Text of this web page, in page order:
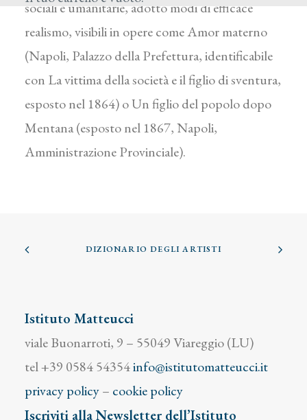
sociali e umanitarie, adottò modi di efficace
realismo, visibili in opere come Amor materno
(Napoli, Palazzo della Prefettura, identificabile
con La vittima della società e il figlio di sventura,
esposto nel 1864) o Un figlio del popolo dopo
Mentana (esposto nel 1867, Napoli,
Amministrazione Provinciale).
DIZIONARIO DEGLI ARTISTI
Istituto Matteucci
viale Buonarroti, 9 – 55049 Viareggio (LU)
tel +39 0584 54354info@istitutomatteucci.it
privacy policy– cookie policy
Iscriviti alla Newsletter dell’Istituto